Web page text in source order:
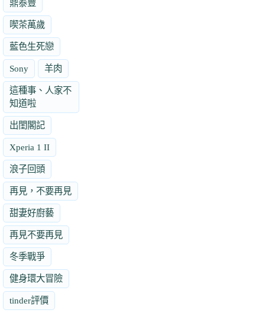
鼎泰豐
喫茶萬歲
藍色生死戀
Sony 羊肉
這種事、人家不
知道啦
出閨閣記
Xperia 1 II
浪子回頭
再見，不要再見
甜妻好廚藝
再見不要再見
冬季戰爭
健身環大冒險
tinder評價